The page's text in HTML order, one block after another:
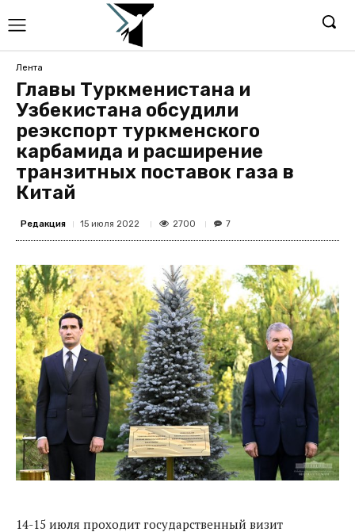
Лента
Главы Туркменистана и
Узбекистана обсудили
реэкспорт туркменского
карбамида и расширение
транзитных поставок газа в
Китай
Редакция 15 июля 2022 2700 7
14-15 июля проходит государственный визит